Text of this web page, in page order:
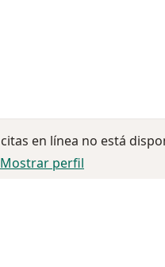
en línea no está
Mostrar perfil